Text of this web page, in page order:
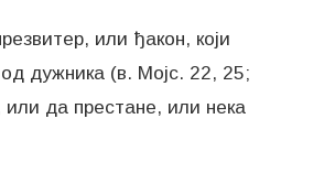
или ђакон, који
дужника (в. Мојс. 22, 25;
да престане, или нека